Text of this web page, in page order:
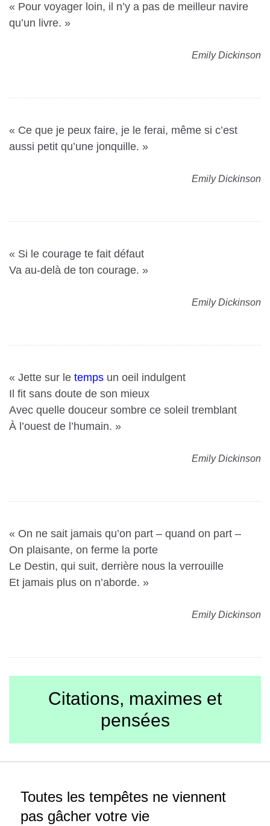
« Pour voyager loin, il n’y a pas de meilleur navire
qu’un livre. »
Emily Dickinson
« Ce que je peux faire, je le ferai, même si c’est
aussi petit qu’une jonquille. »
Emily Dickinson
« Si le courage te fait défaut
Va au-delà de ton courage. »
Emily Dickinson
« Jette sur le temps un oeil indulgent
Il fit sans doute de son mieux
Avec quelle douceur sombre ce soleil tremblant
À l’ouest de l’humain. »
Emily Dickinson
« On ne sait jamais qu’on part – quand on part –
On plaisante, on ferme la porte
Le Destin, qui suit, derrière nous la verrouille
Et jamais plus on n’aborde. »
Emily Dickinson
Citations, maximes et
pensées
Toutes les tempêtes ne viennent
pas gâcher votre vie